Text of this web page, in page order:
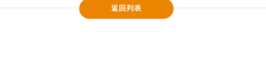
返回列表